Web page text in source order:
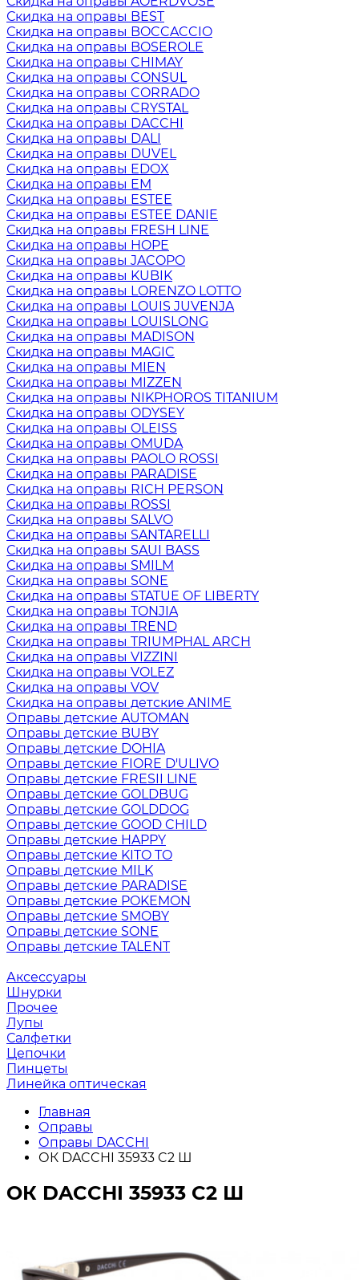
Скидка на оправы BEST
Скидка на оправы BOCCACCIO
Скидка на оправы BOSEROLE
Скидка на оправы CHIMAY
Скидка на оправы CONSUL
Скидка на оправы CORRADO
Скидка на оправы CRYSTAL
Скидка на оправы DACCHI
Скидка на оправы DALI
Скидка на оправы DUVEL
Скидка на оправы EDOX
Скидка на оправы EM
Скидка на оправы ESTEE
Скидка на оправы ESTEE DANIE
Скидка на оправы FRESH LINE
Скидка на оправы HOPE
Скидка на оправы JACOPO
Скидка на оправы KUBIK
Скидка на оправы LORENZO LOTTO
Скидка на оправы LOUIS JUVENJA
Скидка на оправы LOUISLONG
Скидка на оправы MADISON
Скидка на оправы MAGIC
Скидка на оправы MIEN
Скидка на оправы MIZZEN
Скидка на оправы NIKPHOROS TITANIUM
Скидка на оправы ODYSEY
Скидка на оправы OLEISS
Скидка на оправы OMUDA
Скидка на оправы PAOLO ROSSI
Скидка на оправы PARADISE
Скидка на оправы RICH PERSON
Скидка на оправы ROSSI
Скидка на оправы SALVO
Скидка на оправы SANTARELLI
Скидка на оправы SAUI BASS
Скидка на оправы SMILM
Скидка на оправы SONE
Скидка на оправы STATUE OF LIBERTY
Скидка на оправы TONJIA
Скидка на оправы TREND
Скидка на оправы TRIUMPHAL ARCH
Скидка на оправы VIZZINI
Скидка на оправы VOLEZ
Скидка на оправы VOV
Скидка на оправы детские ANIME
Оправы детские AUTOMAN
Оправы детские BUBY
Оправы детские DOHIA
Оправы детские FIORE D'ULIVO
Оправы детские FRESII LINE
Оправы детские GOLDBUG
Оправы детские GOLDDOG
Оправы детские GOOD CHILD
Оправы детские HAPPY
Оправы детские KITO TO
Оправы детские MILK
Оправы детские PARADISE
Оправы детские POKEMON
Оправы детские SMOBY
Оправы детские SONE
Оправы детские TALENT
Аксессуары
Шнурки
Прочее
Лупы
Салфетки
Цепочки
Пинцеты
Линейка оптическая
Главная
Оправы
Оправы DACCHI
ОК DACCHI 35933 C2 Ш
ОК DACCHI 35933 C2 Ш